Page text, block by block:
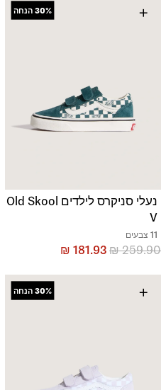
+
30% הנחה
נעלי סניקרס לילדים Old Skool
V
11 צבעים
₪259.90
₪ 181.93
+
30% הנחה